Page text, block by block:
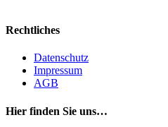
Rechtliches
Datenschutz
Impressum
AGB
Hier finden Sie uns…